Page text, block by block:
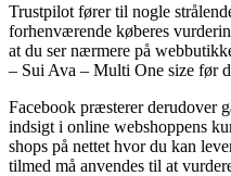
Trustpilot fører til nogle
forhenværende køberes
at du ser nærmere på
– Sui Ava – Multi One size før
Facebook præsterer derudover
indsigt i online webshoppens
shops på nettet hvor du kan
tilmed må anvendes til at